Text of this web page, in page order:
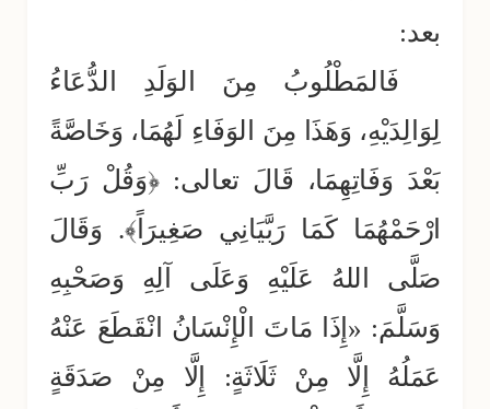
بعد:
فَالمَطْلُوبُ مِنَ الوَلَدِ الدُّعَاءُ
لِوَالِدَيْهِ، وَهَذَا مِنَ الوَفَاءِ لَهُمَا، وَخَاصَّةً
بَعْدَ وَفَاتِهِمَا، قَالَ تعالى: ﴿وَقُلْ رَبِّ
ارْحَمْهُمَا كَمَا رَبَّيَانِي صَغِيرَاً﴾. وَقَالَ
صَلَّى اللهُ عَلَيْهِ وَعَلَى آلِهِ وَصَحْبِهِ
وَسَلَّمَ: «إِذَا مَاتَ الْإِنْسَانُ انْقَطَعَ عَنْهُ
عَمَلُهُ إِلَّا مِنْ ثَلَاثَةٍ: إِلَّا مِنْ صَدَقَةٍ